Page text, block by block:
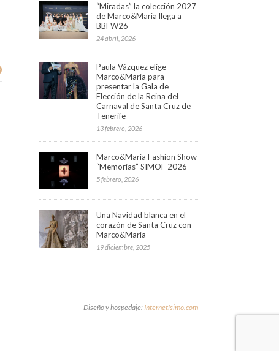
“Miradas” la colección 2027
de Marco&María llega a
BBFW26
24 abril, 2026
Paula Vázquez elige
Marco&María para
presentar la Gala de
Elección de la Reina del
Carnaval de Santa Cruz de
Tenerife
13 febrero, 2026
Marco&María Fashion Show
“Memorias” SIMOF 2026
5 febrero, 2026
Una Navidad blanca en el
corazón de Santa Cruz con
Marco&María
19 diciembre, 2025
Diseño y hospedaje: Internetísimo.com